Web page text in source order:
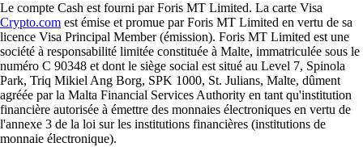
Le compte Cash est fourni par Foris MT Limited. La carte Visa
Crypto.com est émise et promue par Foris MT Limited en vertu de sa
licence Visa Principal Member (émission). Foris MT Limited est une
société à responsabilité limitée constituée à Malte, immatriculée sous le
numéro C 90348 et dont le siège social est situé au Level 7, Spinola
Park, Triq Mikiel Ang Borg, SPK 1000, St. Julians, Malte, dûment
agréée par la Malta Financial Services Authority en tant qu'institution
financière autorisée à émettre des monnaies électroniques en vertu de
l'annexe 3 de la loi sur les institutions financières (institutions de
monnaie électronique).